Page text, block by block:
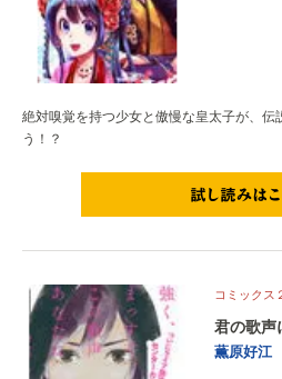
絶対嗅覚を持つ少女と傲慢な皇太子が、
う！？
コミックス
君の歌声
薫原好江